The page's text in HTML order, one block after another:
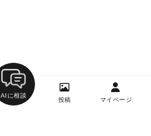
AIに相談
投稿 マイページ